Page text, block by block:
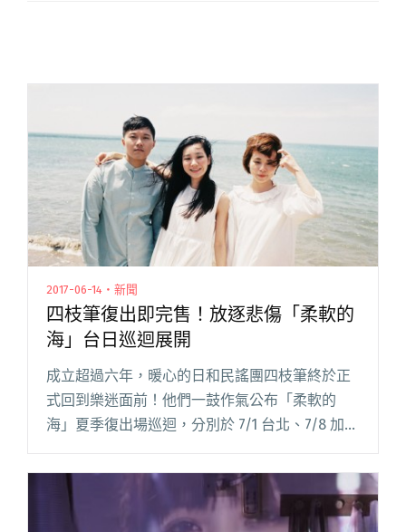
2017-06-14・新聞
四枝筆復出即完售！放逐悲傷「柔軟的
海」台日巡迴展開
成立超過六年，暖心的日和民謠團四枝筆終於正
式回到樂迷面前！他們一鼓作氣公布「柔軟的
海」夏季復出場巡迴，分別於 7/1 台北、7/8 加古
宣告正式回歸！ 維持了好一陣子久久與樂迷相見
的四枝筆閱讀全文 "四枝筆復出即完售！放逐悲
傷「柔軟的海」台日巡迴展開"